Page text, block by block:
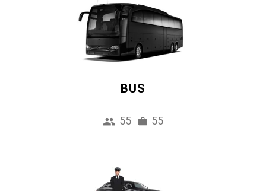
BUS
55 55